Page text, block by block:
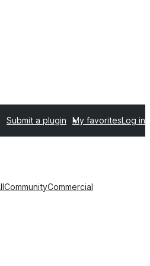
Submit a plugin My favoritesLog in
CommunityCommercial